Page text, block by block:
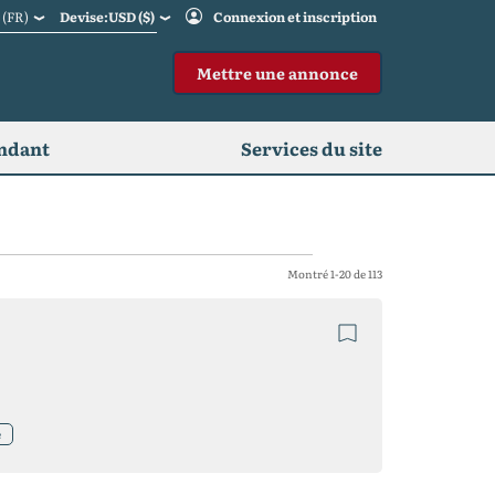
(FR) Devise:USD ($) Connexion et inscription
Mettre une annonce
Services du site
Montré 1-20 de 113